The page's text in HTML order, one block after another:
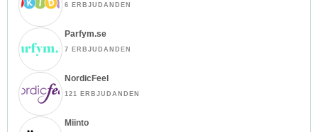
6 ERBJUDANDEN
Parfym.se
7 ERBJUDANDEN
NordicFeel
121 ERBJUDANDEN
Miinto